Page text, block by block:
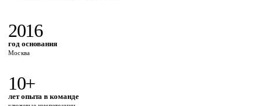
2016
год основания
Москва
10+
лет опыта в команде